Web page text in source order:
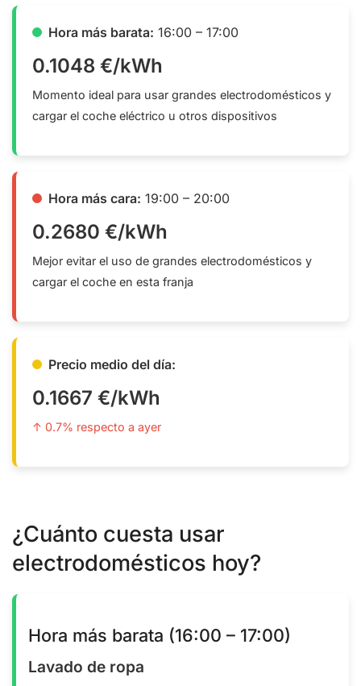
Hora más barata: 16:00 – 17:00
0.1048 €/kWh
Momento ideal para usar grandes electrodomésticos y
cargar el coche eléctrico u otros dispositivos
Hora más cara: 19:00 – 20:00
0.2680 €/kWh
Mejor evitar el uso de grandes electrodomésticos y
cargar el coche en esta franja
Precio medio del día:
0.1667 €/kWh
↑ 0.7% respecto a ayer
¿Cuánto cuesta usar
electrodomésticos hoy?
Hora más barata (16:00 – 17:00)
Lavado de ropa